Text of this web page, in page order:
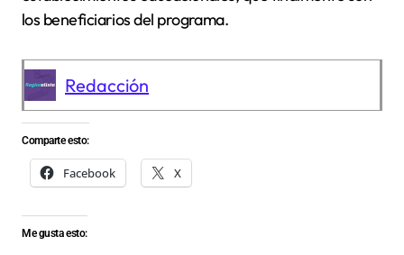
los beneficiarios del programa.
Redacción
Comparte esto:
Facebook X
Me gusta esto: